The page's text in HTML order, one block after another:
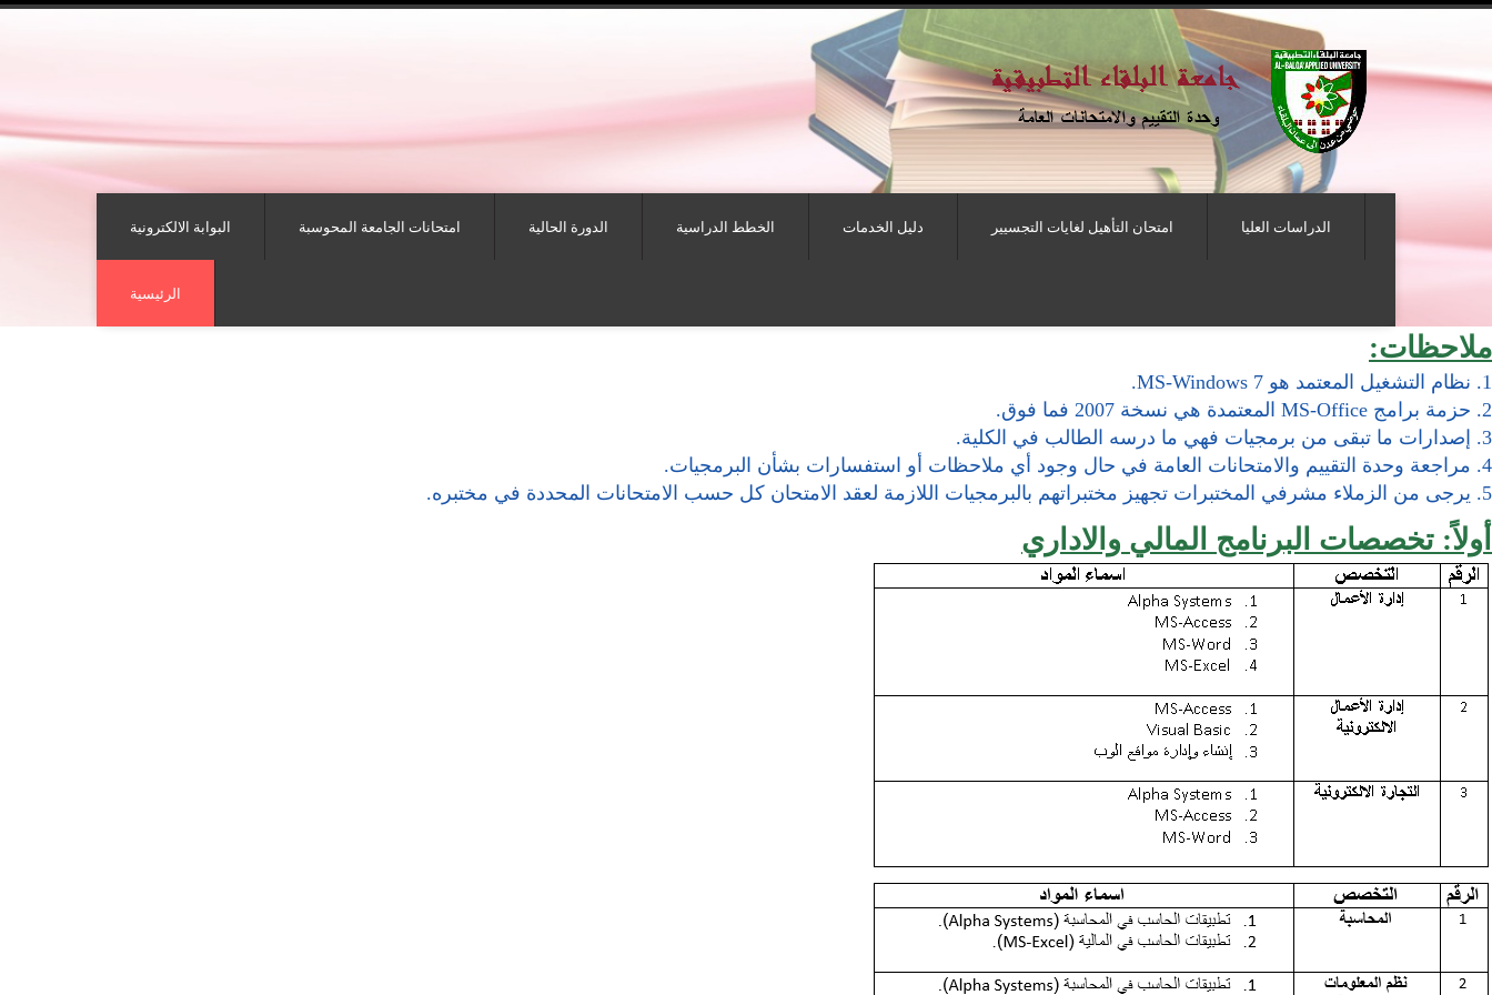
البوابة الالكترونية امتحانات الجامعة المحوسبة الدورة الحالية الخطط الدراسية دليل الخدمات امتحان التأهيل لغايات التجسيير الدراسات العليا
الرئيسية
ملاحظات:
1. نظام التشغيل المعتمد هو MS-Windows 7.
2. حزمة برامج MS-Office المعتمدة هي نسخة 2007 فما فوق.
3. إصدارات ما تبقى من برمجيات فهي ما درسه الطالب في الكلية.
4. مراجعة وحدة التقييم والامتحانات العامة في حال وجود أي ملاحظات أو استفسارات بشأن البرمجيات.
5. يرجى من الزملاء مشرفي المختبرات تجهيز مختبراتهم بالبرمجيات اللازمة لعقد الامتحان كل حسب الامتحانات المحددة في مختبره.
أولاً: تخصصات البرنامج المالي والاداري